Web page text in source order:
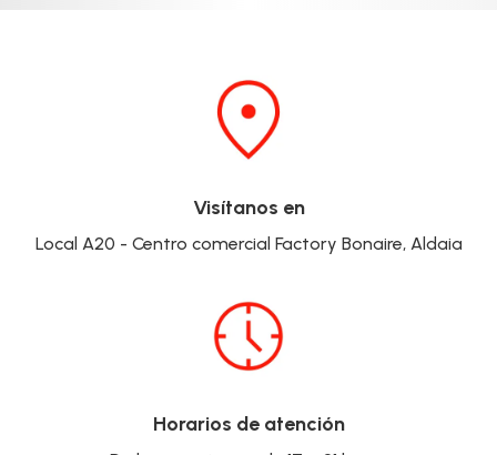
Visítanos en
Local A20 - Centro comercial Factory Bonaire, Aldaia
Horarios de atención